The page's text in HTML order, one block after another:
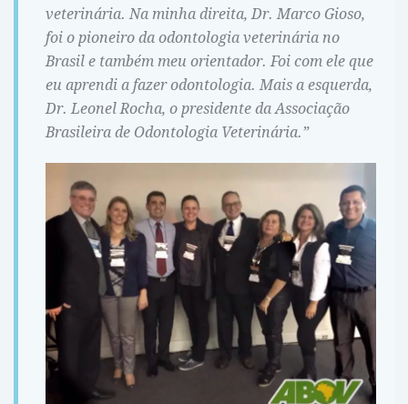
veterinária. Na minha direita, Dr. Marco Gioso,
foi o pioneiro da odontologia veterinária no
Brasil e também meu orientador. Foi com ele que
eu aprendi a fazer odontologia. Mais a esquerda,
Dr. Leonel Rocha, o presidente da Associação
Brasileira de Odontologia Veterinária.”